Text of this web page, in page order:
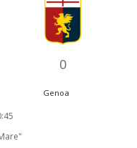
0
Genoa